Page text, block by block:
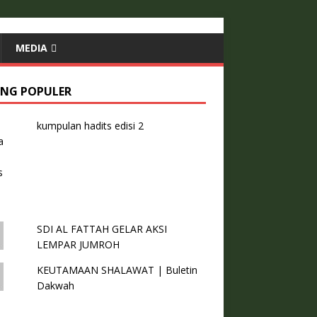
MEDIA
POPULER
kumpulan hadits edisi 2
SDI AL FATTAH GELAR AKSI
LEMPAR JUMROH
KEUTAMAAN SHALAWAT | Buletin
Dakwah